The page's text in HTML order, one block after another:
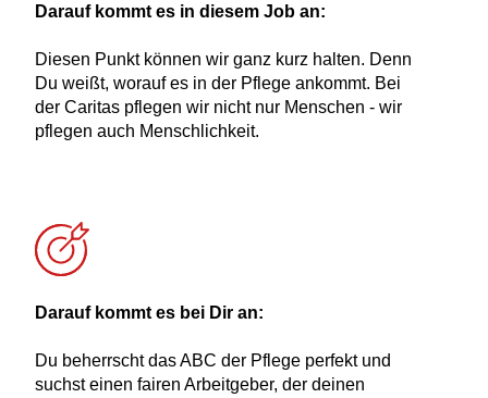
Darauf kommt es in diesem Job an:
Diesen Punkt können wir ganz kurz halten. Denn
Du weißt, worauf es in der Pflege ankommt. Bei
der Caritas pflegen wir nicht nur Menschen - wir
pflegen auch Menschlichkeit.
Darauf kommt es bei Dir an:
Du beherrscht das ABC der Pflege perfekt und
suchst einen fairen Arbeitgeber, der deinen